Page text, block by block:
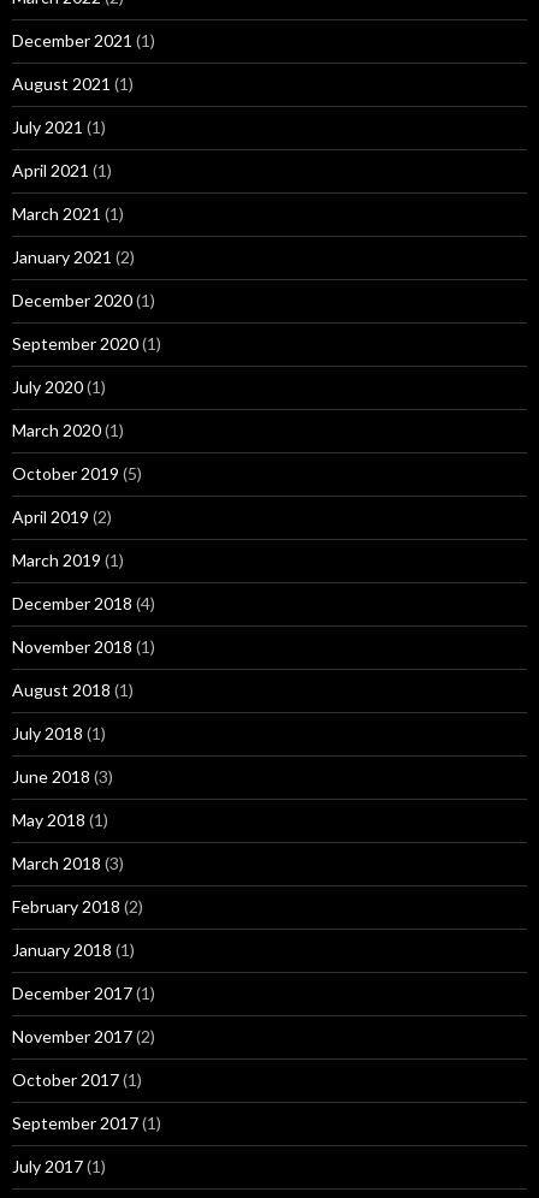
December 2021 (1)
August 2021 (1)
July 2021 (1)
April 2021 (1)
March 2021 (1)
January 2021 (2)
December 2020(1)
September 2020(1)
July 2020(1)
March 2020(1)
October 2019 (5)
April 2019 (2)
March 2019 (1)
December 2018 (4)
November 2018 (1)
August 2018 (1)
July 2018 (1)
June 2018 (3)
May 2018 (1)
March 2018 (3)
February 2018 (2)
January 2018 (1)
December 2017(1)
November 2017(2)
October 2017(1)
September 2017(1)
July 2017(1)